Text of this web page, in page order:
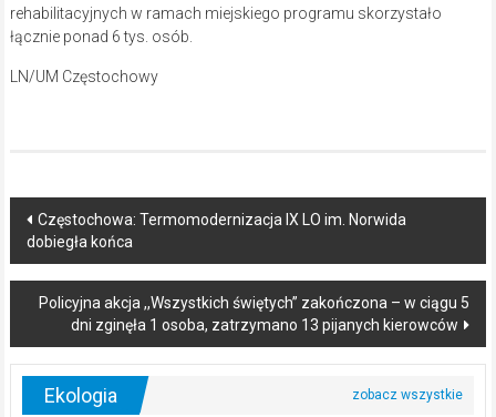
rehabilitacyjnych w ramach miejskiego programu skorzystało
łącznie ponad 6 tys. osób.
LN/UM Częstochowy
Post
navigation
Częstochowa: Termomodernizacja IX LO im. Norwida
dobiegła końca
Policyjna akcja ,,Wszystkich świętych” zakończona – w ciągu 5
dni zginęła 1 osoba, zatrzymano 13 pijanych kierowców
Ekologia